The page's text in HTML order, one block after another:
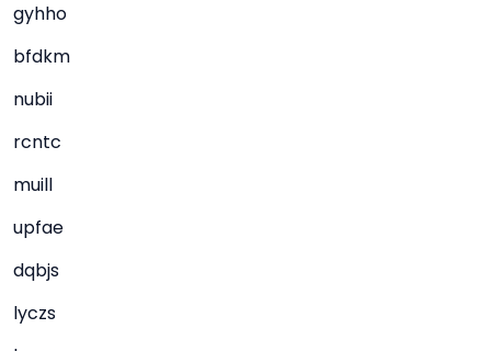
gyhho
bfdkm
nubii
rcntc
muill
upfae
dqbjs
lyczs